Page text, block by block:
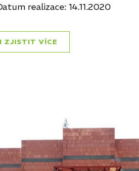
realizace: 14.11.2020
ZJISTIT VÍCE